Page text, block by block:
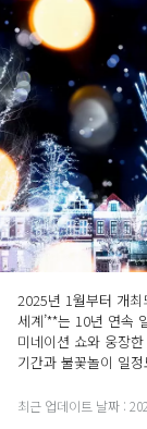
2025년 1월부터 개최
세계’**는 10년 연속
미네이션 쇼와 웅장
기간과 불꽃놀이 일
최근 업데이트 날짜 :